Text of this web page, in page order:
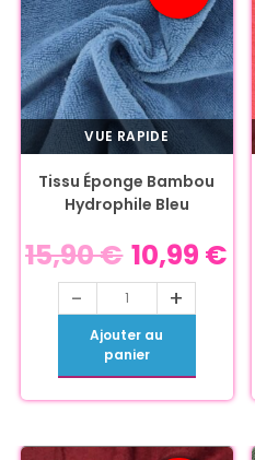
VUE RAPIDE
Tissu Éponge Bambou
Hydrophile Bleu
15,90€ 10,99 €
- +
Ajouter au
panier